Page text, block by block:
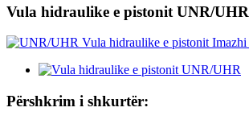
Vula hidraulike e pistonit UNR/UHR
Përshkrim i shkurtër: